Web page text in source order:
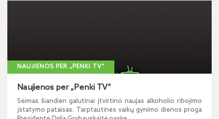
NAUJIENOS PER „PENKI TV“
Naujienos per „Penki TV“
Seimas šiandien galutinai įtvirtino naujas alkoholio ribojimo
įstatymo pataisas. Tarptautinės vaikų gynimo dienos proga